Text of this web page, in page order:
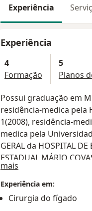
Experiência
Experiência
4
Formação
5
Planos
Possui graduação em
residência-medica pela
1(2008), residência-
medica pela
GERAL da HOSPITAL
ESTADUAL MÁRIO
Transplante de Fígado.
mais
Experiência em:
Cirurgia do fígado